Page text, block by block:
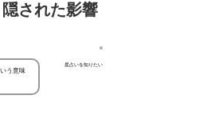
された影響
星占いを知りたい
う意味